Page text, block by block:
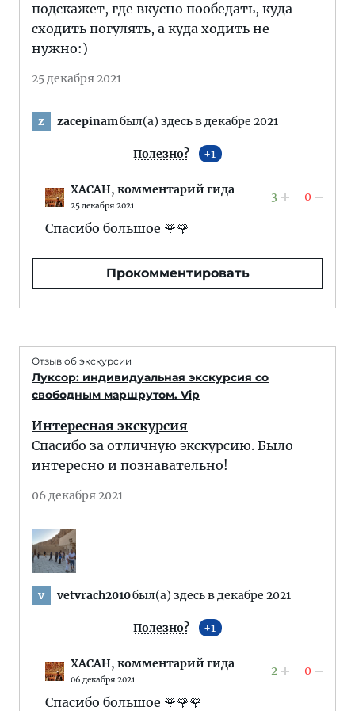
подскажет, где вкусно пообедать, куда
сходить погулять, а куда ходить не
нужно:)
25 декабря 2021
z zacepinamбыл(а) здесь в декабре 2021
Полезно? 1
XACAH, комментарий гида
25 декабря 2021
3 0
Спасибо большое 🌹🌹
Прокомментировать
Отзыв об экскурсии
Луксор: индивидуальная экскурсия со
свободным маршрутом. Vip
Интересная экскурсия
Спасибо за отличную экскурсию. Было
интересно и познавательно!
06 декабря 2021
v vetvrach2010был(а) здесь в декабре 2021
Полезно? 1
XACAH, комментарий гида
06 декабря 2021
2 0
Спасибо большое 🌹🌹🌹